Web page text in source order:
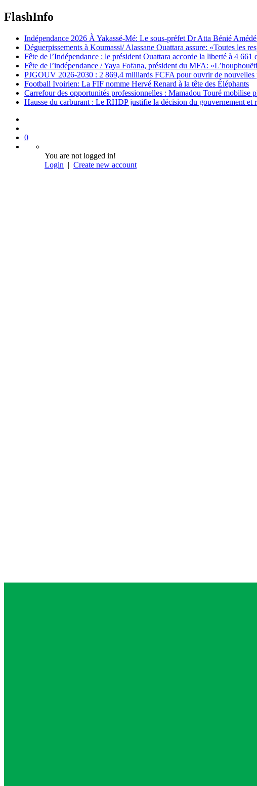
FlashInfo
Indépendance 2026 À Yakassé-Mé: Le sous-préfet Dr Atta Bénié
Déguerpissements à Koumassi/ Alassane Ouattara assure: «Toutes les
Fête de l’Indépendance : le président Ouattara accorde la liberté à 4 661
Fête de l’indépendance / Yaya Fofana, président du MFA:
PJGOUV 2026-2030 : 2 869,4 milliards FCFA pour ouvrir de nouvelles
Football Ivoirien: La FIF nomme Hervé Renard à la tête des Éléphants
Carrefour des opportunités professionnelles : Mamadou Touré mobilise
Hausse du carburant : Le RHDP justifie la décision du gouvernement et
0
You are not logged in!
Login | Create new account